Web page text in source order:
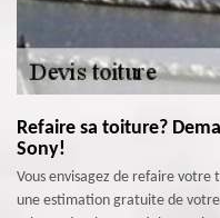
Refaire sa toiture?
Sony!
Vous envisagez de refaire votre
une estimation gratuite de